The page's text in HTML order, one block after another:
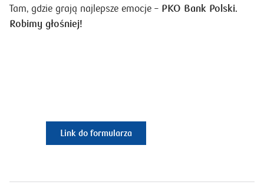
Tam, gdzie grają najlepsze emocje – PKO Bank Polski.
Robimy głośniej!
Link do formularza